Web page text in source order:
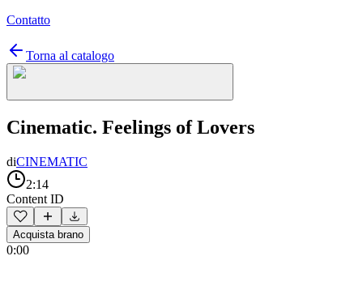
Contatto
Torna al catalogo
Cinematic. Feelings of Lovers
diCINEMATIC
2:14
Content ID
Acquista brano
0:00